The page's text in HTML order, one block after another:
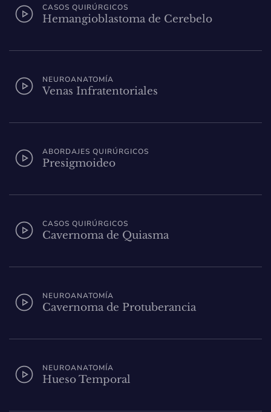
CASOS QUIRÚRGICOS
Hemangioblastoma de Cerebelo
NEUROANATOMÍA
Venas Infratentoriales
ABORDAJES QUIRÚRGICOS
Presigmoideo
CASOS QUIRÚRGICOS
Cavernoma de Quiasma
NEUROANATOMÍA
Cavernoma de Protuberancia
NEUROANATOMÍA
Hueso Temporal